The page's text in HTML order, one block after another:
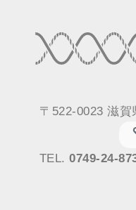
〒522-0023 滋賀
TEL.0749-24-